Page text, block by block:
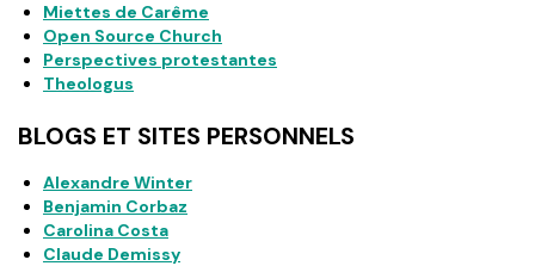
Miettes de Carême
Open Source Church
Perspectives protestantes
Theologus
BLOGS ET SITES PERSONNELS
Alexandre Winter
Benjamin Corbaz
Carolina Costa
Claude Demissy